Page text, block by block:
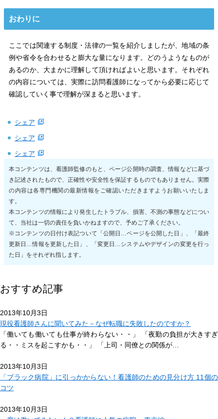
おわりに
ここでは関連する制度・法律の一覧を紹介しましたが、地域の条
例や省令を合わせると膨大な量になります。どのうようなものが
あるのか、大まかに理解して頂ければよいと思います。それぞれ
の内容については、実際に訪問看護師になってから必要に応じて
確認していく事で理解が深まると思います。
シェア
シェア
シェア
本コンテンツは、看護師監修のもと、ページ公開時の調査、情報などに基づ
き記述されたもので、正確性や安全性を保証するものでもありません。実際
の内容は各専門機関の最新情報をご確認いただきますようお願いいたしま
す。
本コンテンツの情報により発生したトラブル、損害、不測の事態などについ
て、当社は一切の責任を負いかねますので、予めご了承ください。
※コンテンツの日付け表記ついて「公開日…ページを公開した日」、「最終
更新日…情報を更新した日」、「変更日…システムやデザインの変更を行っ
た日」をそれぞれ指します。
おすすめ記事
2013年10月3日
現役看護師さんに聞いてみた－なぜ転職に失敗したのですか？
「働いても働いても仕事が終わらない・・」 「夜勤の負担が大きすぎ
る・・ミスを起こすかも・・」 「上司・同僚との関係が…
2013年10月3日
「ブラック病院」に引っかからない！看護師のための見分け方 11個の
コツ
2013年10月3日